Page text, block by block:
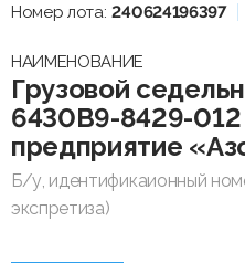
Номер лота: 240624196397
НАИМЕНОВАНИЕ
Грузовой
6430B9-8429-
предприятие
Б/у, идентификаионный
экспретиза)